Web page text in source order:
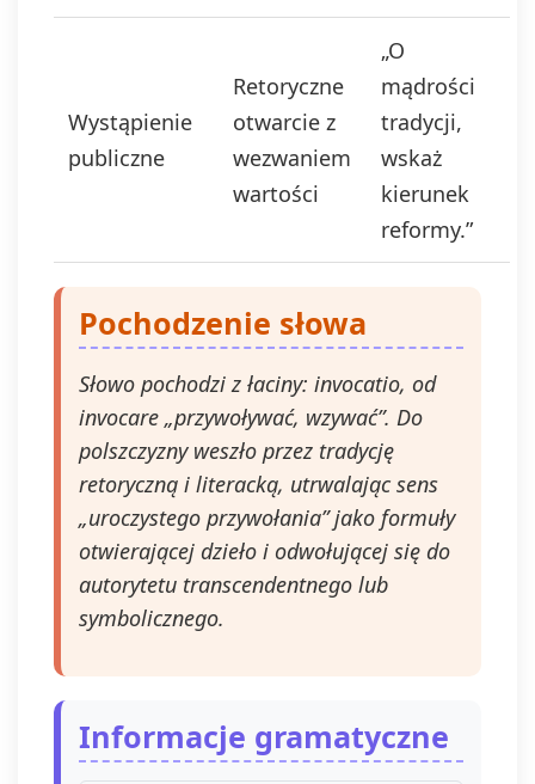
Wystąpienie
publiczne
Retoryczne
otwarcie z
wezwaniem
wartości
„O
mądrości
tradycji,
wskaż
kierunek
reformy.”
Pochodzenie słowa
Słowo pochodzi z łaciny: invocatio, od
invocare „przywoływać, wzywać”. Do
polszczyzny weszło przez tradycję
retoryczną i literacką, utrwalając sens
„uroczystego przywołania” jako formuły
otwierającej dzieło i odwołującej się do
autorytetu transcendentnego lub
symbolicznego.
Informacje gramatyczne